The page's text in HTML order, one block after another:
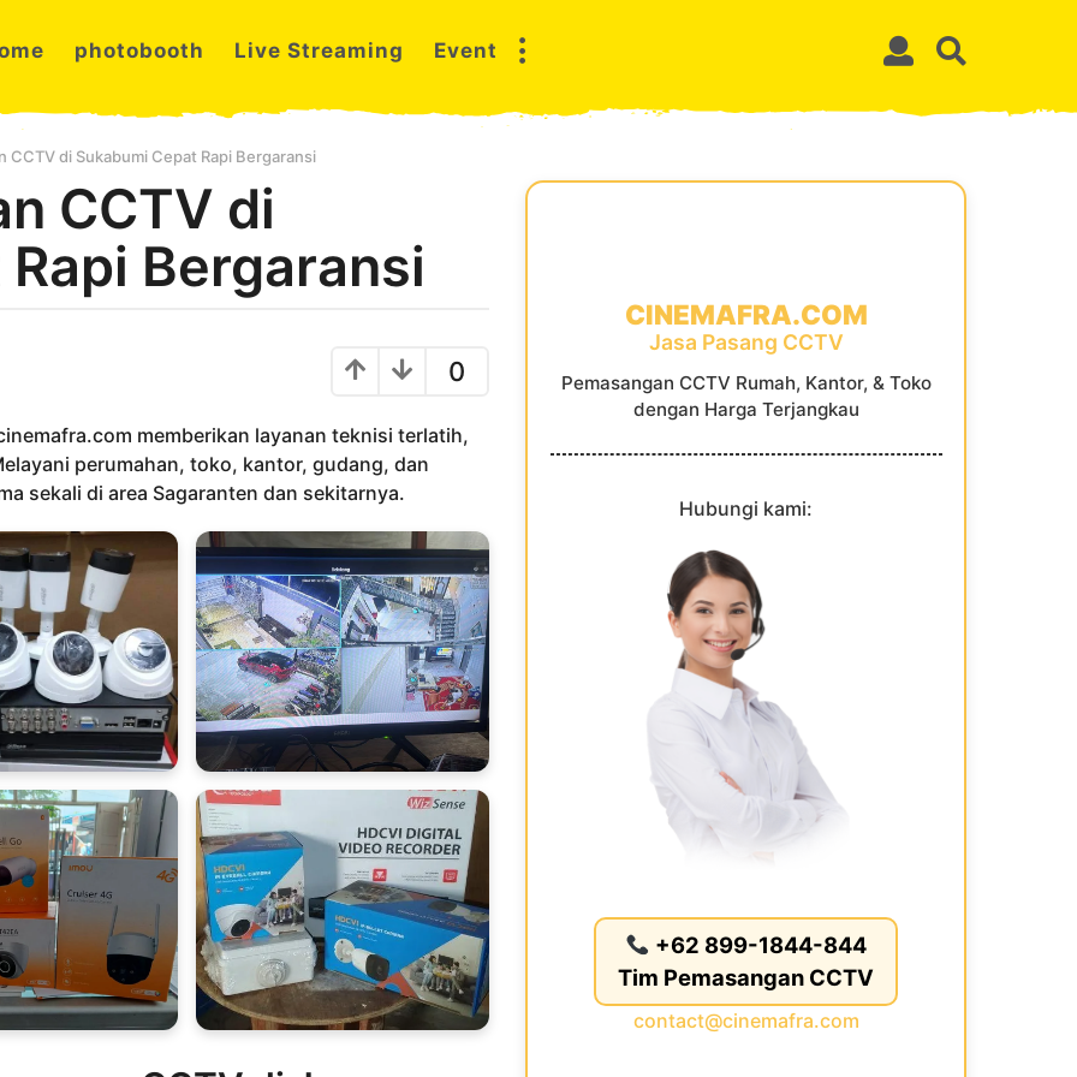
photobooth Live Streaming Event
CCTV di Sukabumi Cepat Rapi Bergaransi
CCTV di
Bergaransi
0
memberikan layanan teknisi terlatih,
perumahan, toko, kantor, gudang, dan
sekali di area Sagaranten dan sekitarnya.
CINEMAFRA.COM
Jasa Pasang CCTV
Pemasangan CCTV Rumah, Kantor, & Toko
dengan Harga Terjangkau
Hubungi kami:
+62 899-1844-844
Tim Pemasangan CCTV
contact@cinemafra.com